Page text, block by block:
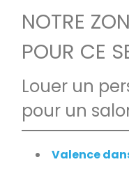
NOTRE
POUR CE
Louer un
pour un
Valence